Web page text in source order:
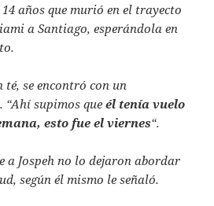
años que murió en el trayecto
a Santiago, esperándola en
se encontró con un
supimos queél tenía vuelo
esto fue el viernes“.
a Jospeh no lo dejaron abordar
según él mismo le señaló.